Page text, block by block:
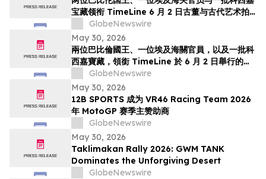
宝藏领衔 TimeLine 6 月 2 日古董与古代艺术拍
GlobeNewswire
May 30, 2026
兩位巴比倫國王、一位埃及海關官員，以及一批科
西嘉寶藏，領銜 TimeLine 於 6 月 2 日舉行的古
董與古代藝術拍賣會
GlobeNewswire
May 30, 2026
12B SPORTS 成为 VR46 Racing Team 2026
年 MotoGP 赛季主赞助商
GlobeNewswire
May 30, 2026
Taklimakan Rally 2026: GWM TANK
Dominates the Unforgiving Desert
GlobeNewswire